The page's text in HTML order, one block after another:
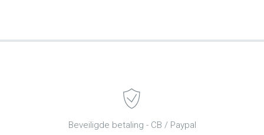
Beveiligde betaling - CB / Paypal